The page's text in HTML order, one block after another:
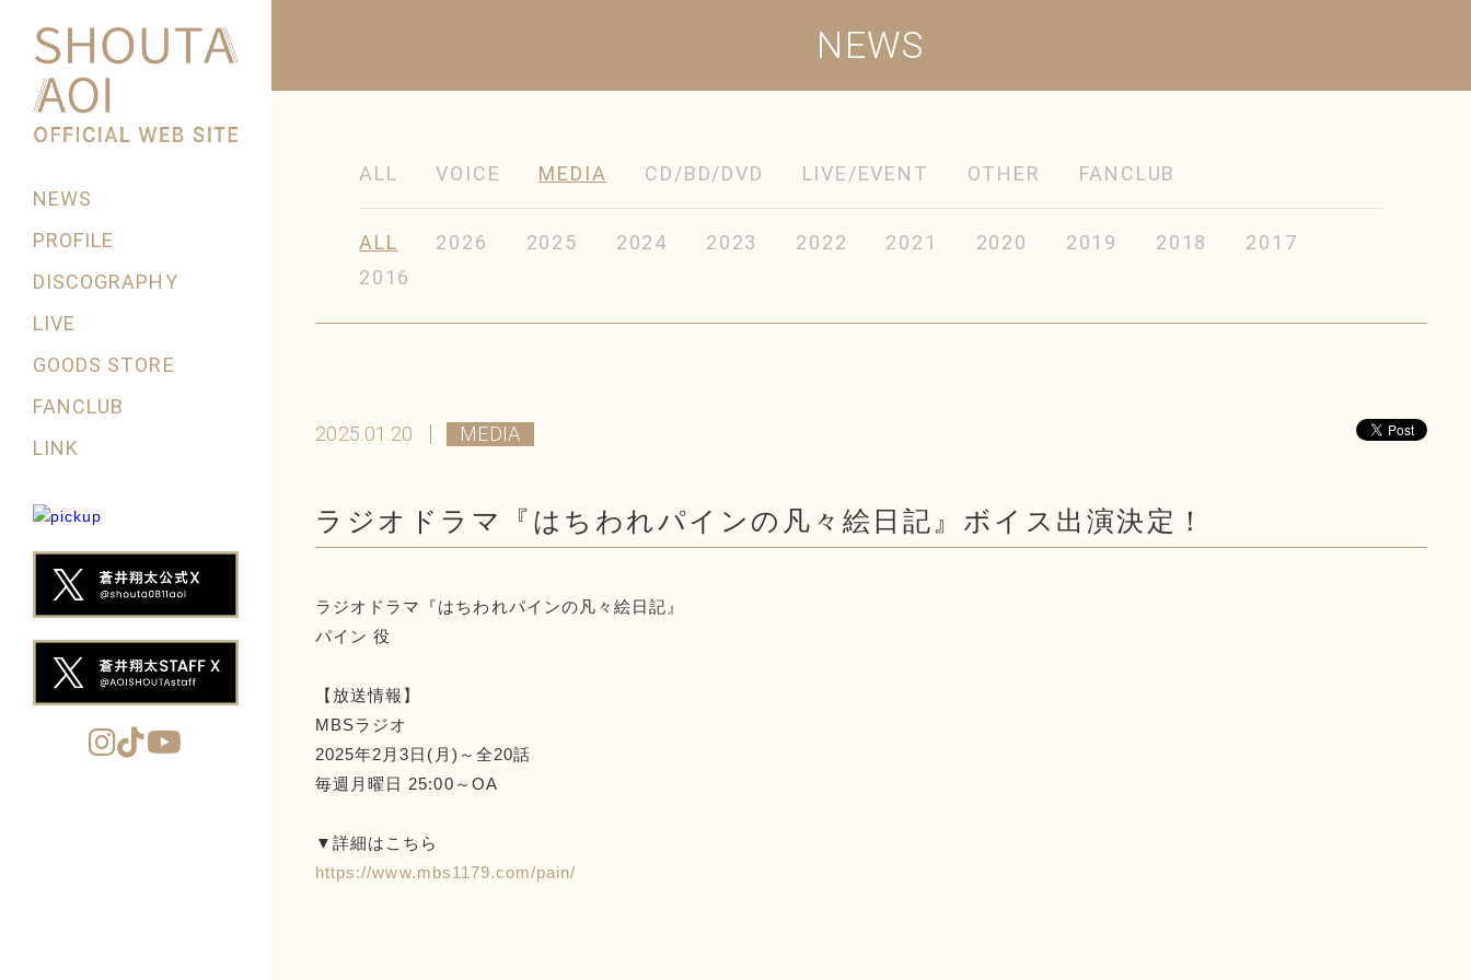
NEWS
PROFILE
DISCOGRAPHY
LIVE
GOODS STORE
FANCLUB
LINK
NEWS
ALL VOICE MEDIA CD/BD/DVD LIVE/EVENT OTHER FANCLUB
ALL 2026 2025 2024 2023 2022 2021 2020 2019 2018
2017
2016
2025.01.20 MEDIA
ラジオドラマ『はちわれパインの凡々絵日記』ボイス出演決定！
ラジオドラマ『はちわれパインの凡々絵日記』
パイン 役
【放送情報】
MBSラジオ
2025年2月3日(月)～全20話
毎週月曜日 25:00～OA
▼詳細はこちら
https://www.mbs1179.com/pain/